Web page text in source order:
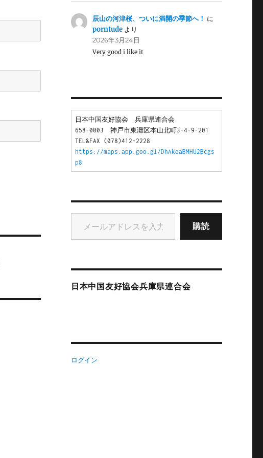
辰山の河津桜、ついに満開の季節へ！ に
porntude より
2026年3月24日
Very good i like it
日本中国友好協会　兵庫県連合会
658-0003　神戸市東灘区本山北町3-4-9-201
TEL&FAX (078)412-2228
https://maps.app.goo.gl/DhAkeaBMHU2Bcgs
p8
メールアドレスを入力...
購読
日本中国友好協会兵庫県連合会
ログイン